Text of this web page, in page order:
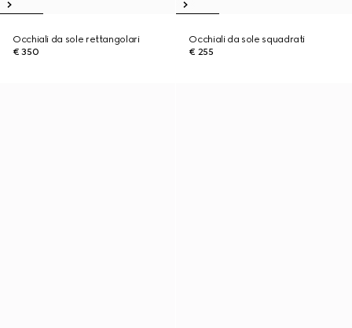
Occhiali da sole rettangolari
€ 350
Occhiali da sole squadrati
€ 255